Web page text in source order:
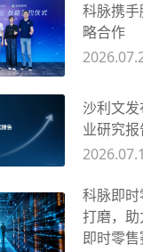
科脉携
略合作
沙利文
业研究报
科脉即
打磨，
即时零